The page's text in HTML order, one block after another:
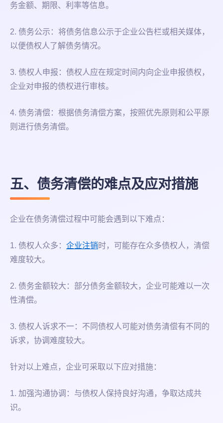
务金额、期限、利率等信息。
2. 债务公示：将债务信息公示于企业公告栏或相关媒体，
以便债权人了解债务情况。
3. 债权人申报：债权人应在规定时间内向企业申报债权，
企业对申报的债权进行审核。
4. 债务清偿：根据债务清偿方案，按照优先原则和公平原
则进行债务清偿。
五、债务清偿的难点及应对措施
企业在债务清偿过程中可能会遇到以下难点：
1. 债权人众多： 企业注销时，可能存在众多债权人，清偿
难度较大。
2. 债务金额较大：部分债务金额较大，企业可能难以一次
性清偿。
3. 债权人诉求不一：不同债权人可能对债务清偿有不同的
诉求，协调难度较大。
针对以上难点，企业可采取以下应对措施：
1. 加强沟通协调：与债权人保持良好沟通，争取达成共
识。